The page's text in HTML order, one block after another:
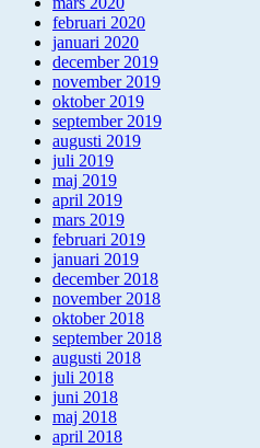
februari 2020
januari 2020
december 2019
november 2019
oktober 2019
september 2019
augusti 2019
juli 2019
maj 2019
april 2019
mars 2019
februari 2019
januari 2019
december 2018
november 2018
oktober 2018
september 2018
augusti 2018
juli 2018
juni 2018
maj 2018
april 2018